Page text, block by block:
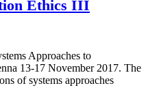
Ethics III
Approaches to
13-17 November 2017. The
of systems approaches